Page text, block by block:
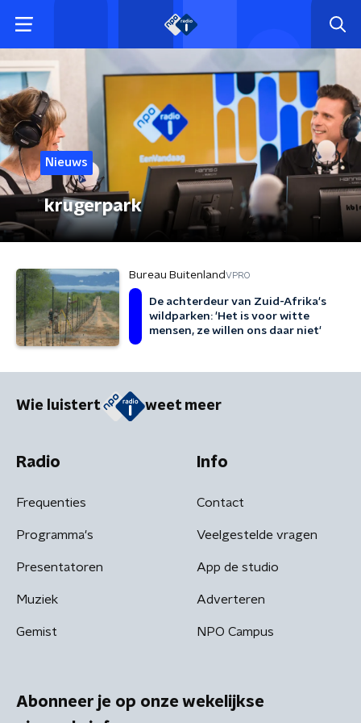
Nieuws
krugerpark
Bureau BuitenlandVPRO
De achterdeur van Zuid-Afrika's
wildparken: 'Het is voor witte
mensen, ze willen ons daar niet'
Wie luistert weet meer
Radio
Frequenties
Programma's
Presentatoren
Muziek
Gemist
Info
Contact
Veelgestelde vragen
App de studio
Adverteren
NPO Campus
Abonneer je op onze wekelijkse